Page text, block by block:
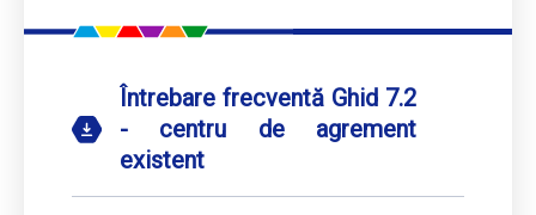
Întrebare frecventă Ghid 7.2
- centru de agrement
existent